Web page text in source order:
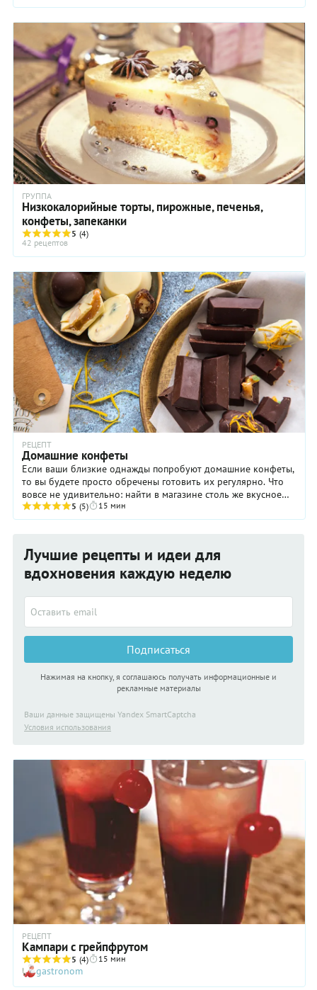
ГРУППА
Низкокалорийные торты, пирожные, печенья,
конфеты, запеканки
5 (4)
42 рецептов
РЕЦЕПТ
Домашние конфеты
Если ваши близкие однажды попробуют домашние конфеты,
то вы будете просто обречены готовить их регулярно. Что
вовсе не удивительно: найти в магазине столь же вкусное
лакомство довольно трудно. Наше ...
5 (5) 15 мин
Лучшие рецепты и идеи для
вдохновения каждую неделю
Подписаться
Нажимая на кнопку, я соглашаюсь получать информационные и
рекламные материалы
Ваши данные защищены Yandex SmartCaptcha
Условия использования
РЕЦЕПТ
Кампари с грейпфрутом
5 (4) 15 мин
gastronom